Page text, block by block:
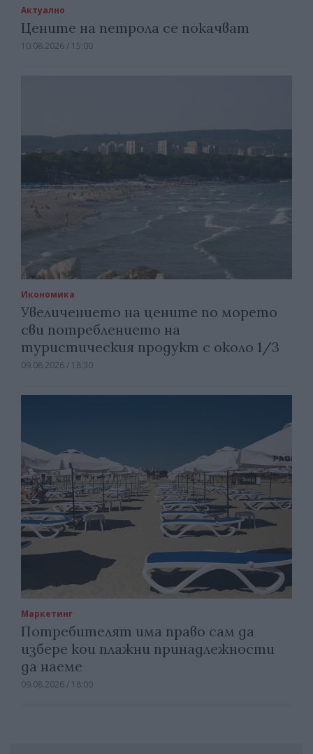
Актуално
Цените на петрола се покачват
10.08.2026 / 15:00
Икономика
Увеличението на цените по морето
сви потреблението на
туристическия продукт с около 1/3
09.08.2026 / 18:30
Маркетинг
Потребителят има право сам да
избере кои плажни принадлежности
да наеме
09.08.2026 / 18:00